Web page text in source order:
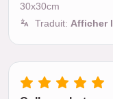
30x30cm
Traduit: Afficher